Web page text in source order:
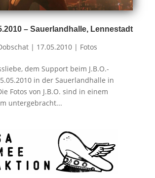
– Sauerlandhalle, Lennestadt
| 17.05.2010| Fotos
dem Support beim J.B.O.-
in der Sauerlandhalle in
Fotos von J.B.O. sind in einem
untergebracht...